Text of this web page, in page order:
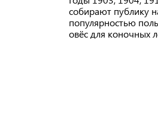
собирают публику
популярностью
овёс для коночных